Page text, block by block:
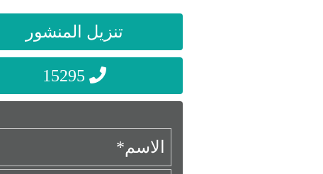
تنزيل المنشور
15295